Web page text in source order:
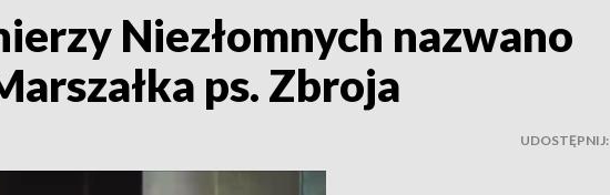
Niezłomnych nazwano
ps. Zbroja
UDOSTĘPNIJ: